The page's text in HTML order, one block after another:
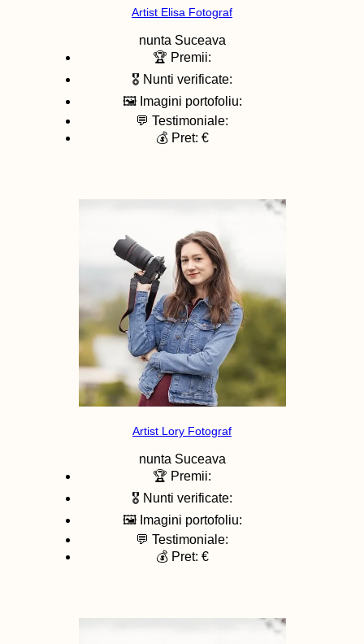
Artist Elisa Fotograf
nunta Suceava
🏆 Premii:
🎖️ Nunti verificate:
🖼️ Imagini portofoliu:
💬 Testimoniale:
💰 Pret: €
Artist Lory Fotograf
nunta Suceava
🏆 Premii:
🎖️ Nunti verificate:
🖼️ Imagini portofoliu:
💬 Testimoniale:
💰 Pret: €